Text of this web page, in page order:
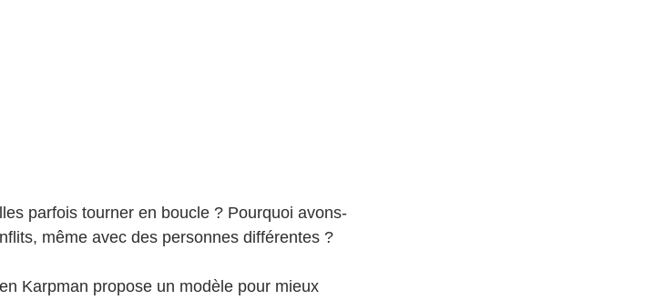
parfois tourner en boucle ? Pourquoi avons-
même avec des personnes différentes ?
Karpman propose un modèle pour mieux